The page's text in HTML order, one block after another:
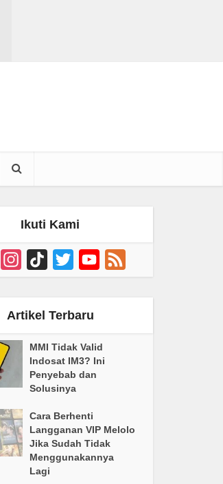
Ikuti Kami
FacebookInstagram
TikTok Twitter YouTube
Channel
Artikel Terbaru
MMI Tidak Valid
Indosat IM3? Ini
Penyebab dan
Solusinya
Cara Berhenti
Langganan VIP Melolo
Jika Sudah Tidak
Menggunakannya
Lagi